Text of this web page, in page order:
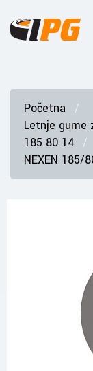
Početna
Letnje gume
185 80 14
NEXEN 185/